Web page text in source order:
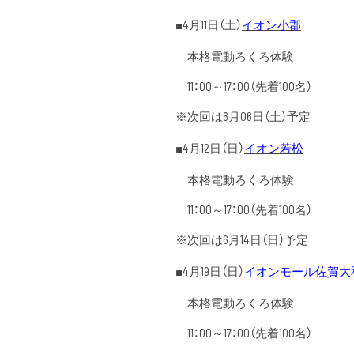
■4月11日（土）イオン小郡
本格電動ろくろ体験
11：00～17：00（先着100名）
※次回は6月06日（土）予定
■4月12日（日）イオン若松
本格電動ろくろ体験
11：00～17：00（先着100名）
※次回は6月14日（日）予定
■4月19日（日）イオンモール佐賀大
本格電動ろくろ体験
11：00～17：00（先着100名）